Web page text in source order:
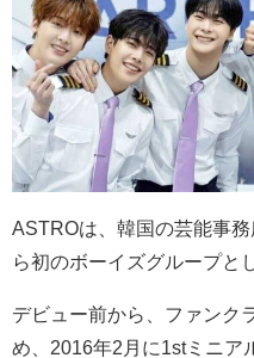
ASTROは、韓国の芸能事務
ら初のボーイズグループと
デビュー前から、ファンク
め、 2016年2 月に1stミニア